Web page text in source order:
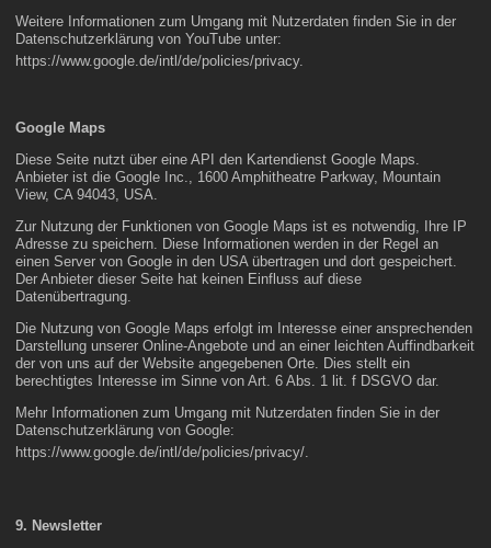
Weitere Informationen zum Umgang mit Nutzerdaten finden Sie in der
Datenschutzerklärung von YouTube unter:
https://www.google.de/intl/de/policies/privacy.
Google Maps
Diese Seite nutzt über eine API den Kartendienst Google Maps.
Anbieter ist die Google Inc., 1600 Amphitheatre Parkway, Mountain
View, CA 94043, USA.
Zur Nutzung der Funktionen von Google Maps ist es notwendig, Ihre IP
Adresse zu speichern. Diese Informationen werden in der Regel an
einen Server von Google in den USA übertragen und dort gespeichert.
Der Anbieter dieser Seite hat keinen Einfluss auf diese
Datenübertragung.
Die Nutzung von Google Maps erfolgt im Interesse einer ansprechenden
Darstellung unserer Online-Angebote und an einer leichten Auffindbarkeit
der von uns auf der Website angegebenen Orte. Dies stellt ein
berechtigtes Interesse im Sinne von Art. 6 Abs. 1 lit. f DSGVO dar.
Mehr Informationen zum Umgang mit Nutzerdaten finden Sie in der
Datenschutzerklärung von Google:
https://www.google.de/intl/de/policies/privacy/.
9. Newsletter